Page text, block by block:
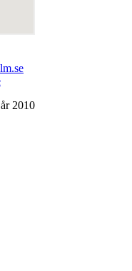
2010